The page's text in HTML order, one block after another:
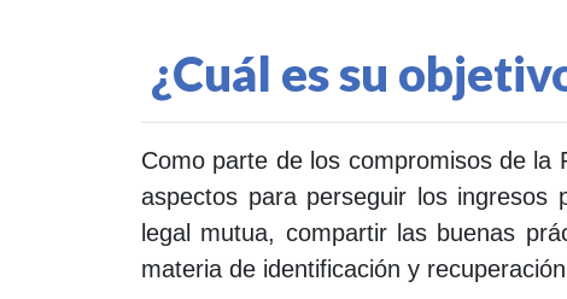
¿Cuál es su
Como parte de los compromisos de la
aspectos para perseguir los ingresos
legal mutua, compartir las buenas
materia de identificación y